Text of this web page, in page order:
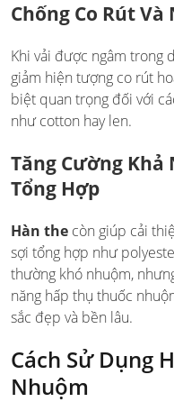
Chống Co Rút Và
Khi vải được ngâm trong
giảm hiện tượng co rút
biệt quan trọng đối với
như cotton hay len.
Tăng Cường Khả
Tổng Hợp
Hàn the còn giúp cải
sợi tổng hợp như
thường khó nhuộm,
năng hấp thụ thuốc
sắc đẹp và bền lâu.
Cách Sử Dụng
Nhuộm